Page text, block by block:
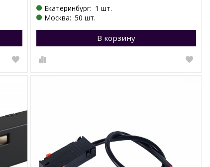
Перейти в корзину
Екатеринбург: 1 шт.
Москва: 50 шт.
В корзину